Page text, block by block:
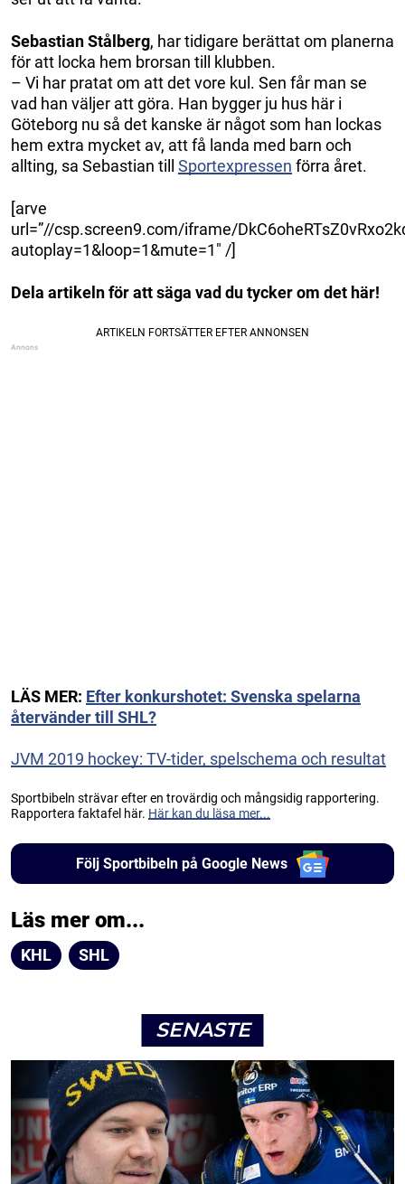
Sebastian Stålberg, har tidigare berättat om planerna
för att locka hem brorsan till klubben.
– Vi har pratat om att det vore kul. Sen får man se
vad han väljer att göra. Han bygger ju hus här i
Göteborg nu så det kanske är något som han lockas
hem extra mycket av, att få landa med barn och
allting, sa Sebastian till Sportexpressen förra året.
[arve
url=”//csp.screen9.com/iframe/
autoplay=1&loop=1&mute=1″ /]
Dela artikeln för att säga vad du tycker om det här!
LÄS MER: Efter konkurshotet: Svenska spelarna
återvänder till SHL?
JVM 2019 hockey: TV-tider, spelschema och resultat
Sportbibeln strävar efter en trovärdig och mångsidig rapportering.
Rapportera faktafel här. Här kan du läsa mer...
Följ Sportbibeln på Google News
Läs mer om...
KHL SHL
SENASTE